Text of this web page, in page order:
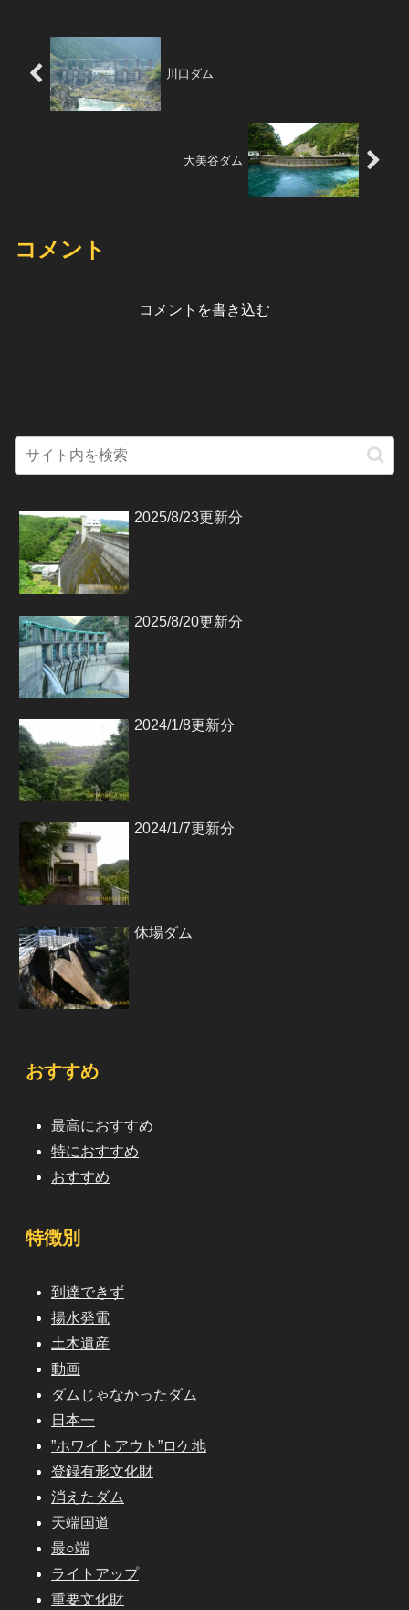
川口ダム
大美谷ダム
コメント
コメントを書き込む
2025/8/23更新分
2025/8/20更新分
2024/1/8更新分
2024/1/7更新分
休場ダム
おすすめ
最高におすすめ
特におすすめ
おすすめ
特徴別
到達できず
揚水発電
土木遺産
動画
ダムじゃなかったダム
日本一
”ホワイトアウト”ロケ地
登録有形文化財
消えたダム
天端国道
最○端
ライトアップ
重要文化財